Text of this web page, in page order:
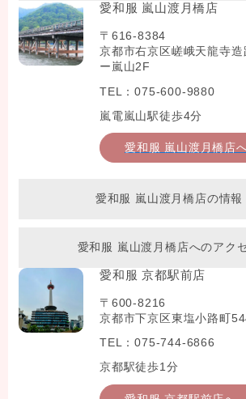
愛和服 嵐山渡月橋店
〒616-8384
京都市右京区嵯峨天龍寺
ー嵐山2F
TEL：075-600-9880
嵐電嵐山駅徒歩4分
愛和服 嵐山渡月橋店
愛和服 嵐山渡月橋店の情報
愛和服 嵐山渡月橋店へのアク
愛和服 京都駅前店
〒600-8216
京都市下京区東塩小路町
TEL：075-744-6866
京都駅徒歩1分